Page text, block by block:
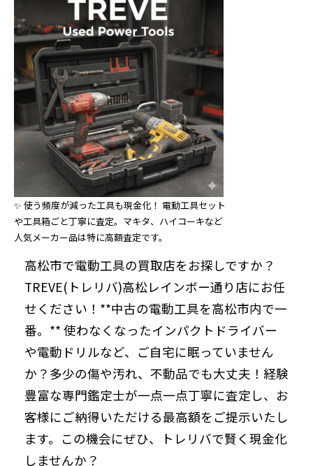
✨ 使う頻度が減った工具も現金化！ 電動工具セット
や工具箱ごと丁寧に査定。マキタ、ハイコーキなど
人気メーカー品は特に高額査定です。
高松市で電動工具の買取店をお探しですか？
TREVE(トレリバ)高松レインボー通り店にお任
せください！**中古の電動工具を高松市内で一
番。** 使わなくなったインパクトドライバー
や電動ドリルなど、ご自宅に眠っていません
か？多少の傷や汚れ、不動品でも大丈夫！経験
豊富な専門鑑定士が一点一点丁寧に査定し、お
客様にご納得いただける最高額をご提示いたし
ます。この機会にぜひ、トレリバで賢く現金化
しませんか？